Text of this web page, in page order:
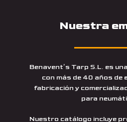
Nuestra
Benavent’s Tarp S.L. es
con más de 40 años de
fabricación y
para
Nuestro catálogo incluye